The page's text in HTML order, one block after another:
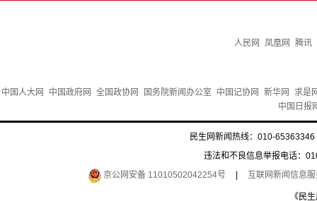
人民网 凤凰网 腾讯
中国人大网 中国政府网 全国政协网 国务院新闻办公室 中国记协网 新华网
求是
中国日报
民生网新闻热线：010-
违法和不良信息举报电话：
京公网安备 11010502042254号
互联网新闻信息
《民